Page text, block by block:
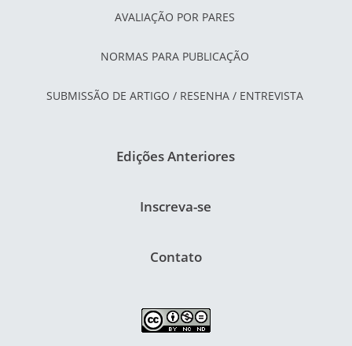
AVALIAÇÃO POR PARES
NORMAS PARA PUBLICAÇÃO
SUBMISSÃO DE ARTIGO / RESENHA / ENTREVISTA
Edições Anteriores
Inscreva-se
Contato